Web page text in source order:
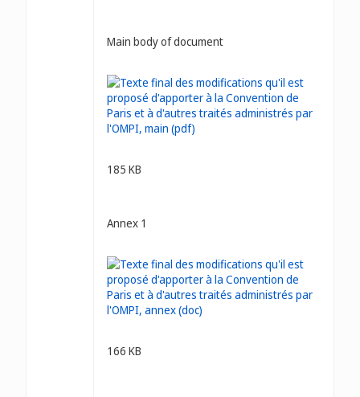
Main body of document
185 KB
Annex 1
166 KB